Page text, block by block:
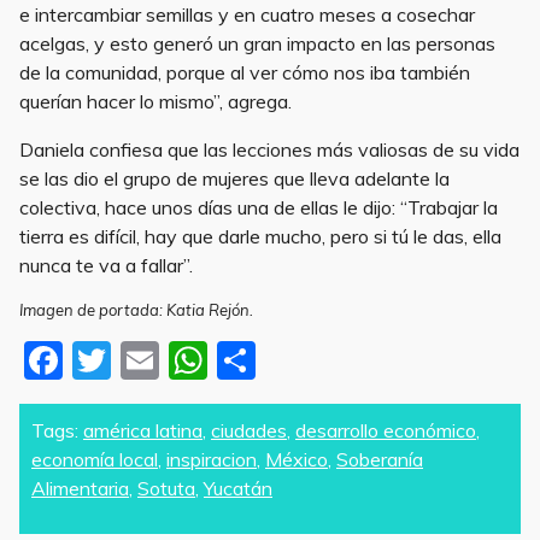
e intercambiar semillas y en cuatro meses a cosechar
acelgas, y esto generó un gran impacto en las personas
de la comunidad, porque al ver cómo nos iba también
querían hacer lo mismo”, agrega.
Daniela confiesa que las lecciones más valiosas de su vida
se las dio el grupo de mujeres que lleva adelante la
colectiva, hace unos días una de ellas le dijo: “Trabajar la
tierra es difícil, hay que darle mucho, pero si tú le das, ella
nunca te va a fallar”.
Imagen de portada: Katia Rejón.
F
a
c
e
b
T
w
itt
er
E
m
ai
l
W
h
at
s
A
h
ar
e
Tags: américa latina ciudades desarrollo económico
economía local inspiracion México Soberanía
Alimentaria Sotuta ,Yucatán